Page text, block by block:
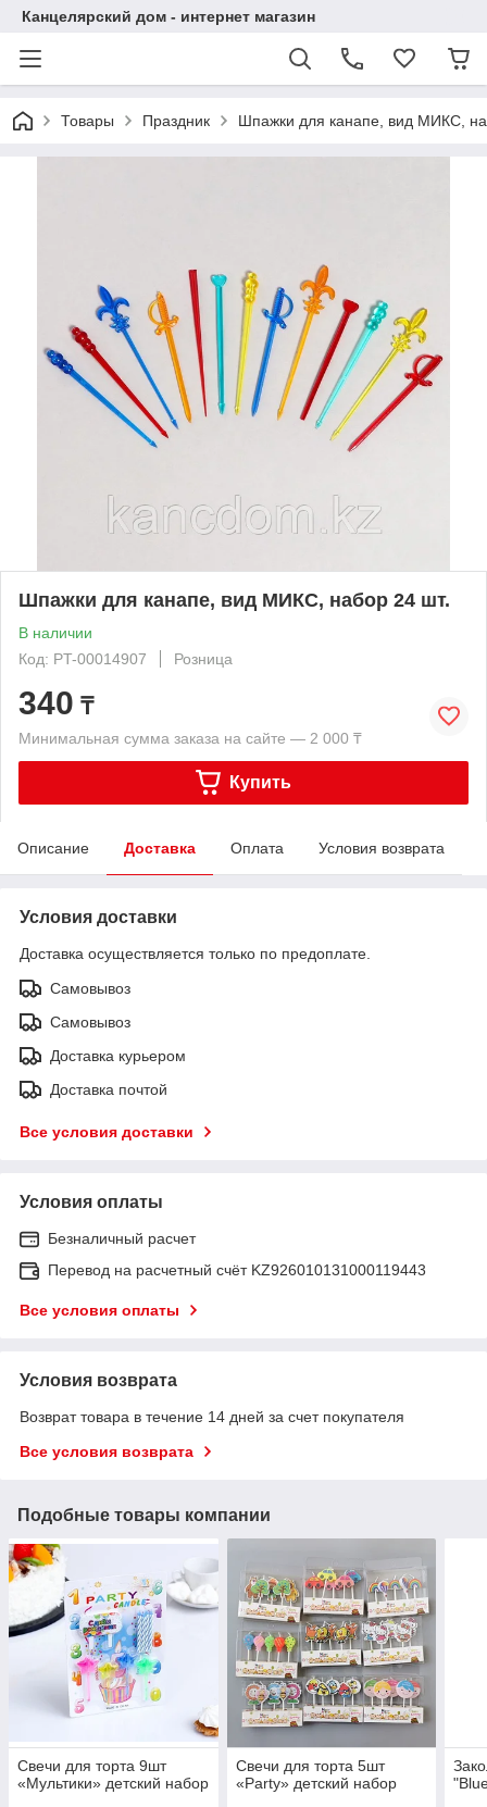
Канцелярский дом - интернет магазин
Товары Праздник Шпажки для канапе, вид МИКС,
Шпажки для канапе, вид МИКС, набор 24 шт.
В наличии
Код: PT-00014907
Розница
340 ₸
Минимальная сумма заказа на сайте — 2 000 ₸
Купить
Описание Доставка Оплата Условия возврата
Условия доставки
Доставка осуществляется только по предоплате.
Самовывоз
Самовывоз
Доставка курьером
Доставка почтой
Все условия доставки
Условия оплаты
Безналичный расчет
Перевод на расчетный счёт KZ926010131000119443
Все условия оплаты
Условия возврата
Возврат товара в течение 14 дней за счет покупателя
Все условия возврата
Подобные товары компании
Свечи для торта 9шт
«Мультики» детский набор
Свечи для торта 5шт
«Party» детский набор